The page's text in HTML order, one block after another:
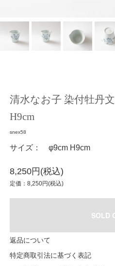
清水なお子 染付牡
H9cm
snex58
サイズ： φ9cm H9cm
8,250円(税込)
定価：8,250円(税込)
SOLD
返品について
特定商取引法に基づく表記